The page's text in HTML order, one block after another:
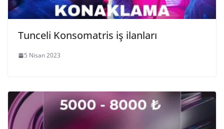
Tunceli Konsomatris iş ilanları
5 Nisan 2023